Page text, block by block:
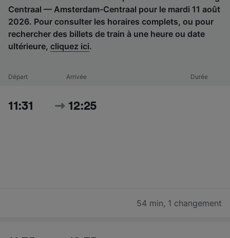
Centraal — Amsterdam-Centraal pour le mardi 11 août
2026. Pour consulter les horaires complets, ou pour
rechercher des billets de train à une heure ou date
ultérieure, cliquez ici.
Départ Arrivée Durée
11:31 12:25
54 min, 1 changement